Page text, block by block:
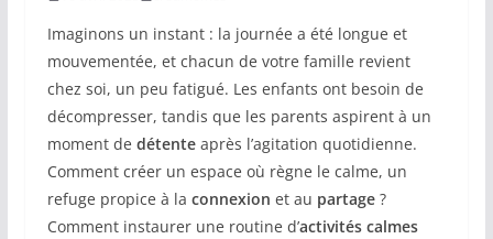
Imaginons un instant : la journée a été longue et
mouvementée, et chacun de votre famille revient
chez soi, un peu fatigué. Les enfants ont besoin de
décompresser, tandis que les parents aspirent à un
moment de détenteaprès l’agitation quotidienne.
Comment créer un espace où règne le calme, un
refuge propice à la connexion et au partage?
Comment instaurer une routine d’activités calmes